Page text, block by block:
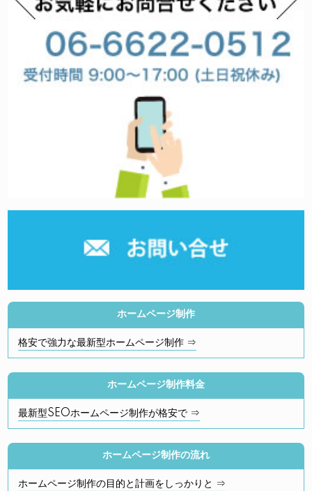
ホームページ制作
格安で強力な最新型ホームページ制作 ⇒
ホームページ制作料金
最新型SEOホームページ制作が格安で ⇒
ホームページ制作の流れ
ホームページ制作の目的と計画をしっかりと ⇒